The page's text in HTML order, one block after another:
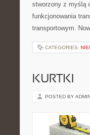
stworzony z myślą
funkcjonowania
transportowym.
CATEGORIES:
KURTKI
POSTED BY